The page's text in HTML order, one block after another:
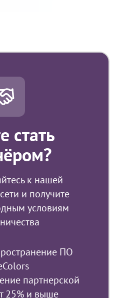
стать
к нашей
и получите
условиям
ПО
партнерской
25% и выше